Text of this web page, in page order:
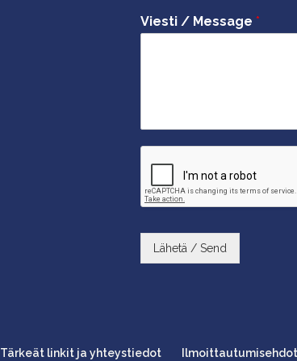
Viesti / Message *
Lähetä / Send
Tärkeät linkit ja yhteystiedot